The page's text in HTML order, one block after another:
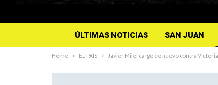
ÚLTIMAS NOTICIAS SAN JUAN
Home EL PAIS Javier Milei cargó de nuevo contra